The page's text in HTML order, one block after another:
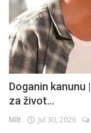
Doganin kanunu
za život...
Milt Jul 30, 2026